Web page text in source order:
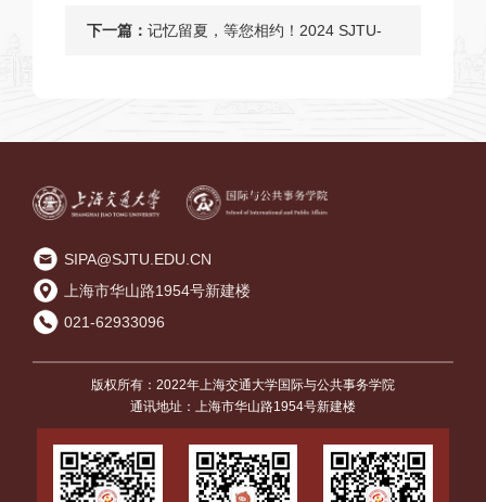
学国际与公共事务学院，与你相邀！
下一篇： 记忆留夏，等您相约！2024 SJTU-
SIPA@SJTU.EDU.CN
上海市华山路1954号新建楼
021-62933096
版权所有：2022年上海交通大学国际与公共事务学院
通讯地址：上海市华山路1954号新建楼